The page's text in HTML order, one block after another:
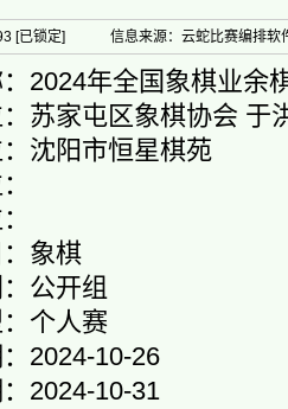
[已锁定] 信息来源：云蛇比赛编排软
：2024年全国象棋业余
苏家屯区象棋协会 于
沈阳市恒星棋苑
象棋
公开组
个人赛
2024-10-26
2024-10-31